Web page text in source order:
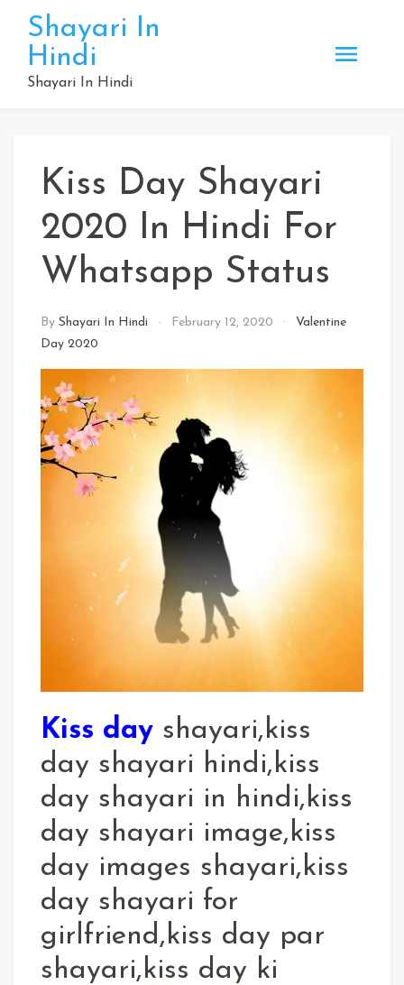
content
Shayari In
Hindi
Shayari In Hindi
Kiss Day Shayari
2020 In Hindi For
Whatsapp Status
By Shayari In Hindi February 12, 2020
Valentine
Day 2020
Kiss day shayari,kiss
day shayari hindi,kiss
day shayari in hindi,kiss
day shayari image,kiss
day images shayari,kiss
day shayari for
girlfriend,kiss day par
shayari,kiss day ki